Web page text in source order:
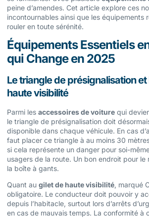
peine d’amendes. Cet article explore ces
incontournables ainsi que les équipements
rouler en toute sérénité.
Équipements Essentiels
qui Change en 2025
Le triangle de présignalisation et
haute visibilité
Parmi les accessoires de voiture qui
le triangle de présignalisation doit
disponible dans chaque véhicule. En cas
faut placer ce triangle à au moins 30
si cela représente un danger pour soi-
usagers de la route. Un bon endroit pour le
la boîte à gants.
Quant au gilet de haute visibilité, marqué
obligatoire. Le conducteur doit pouvoir y
depuis l’habitacle, surtout lors d’arrêts
en cas de mauvais temps. La conformité à